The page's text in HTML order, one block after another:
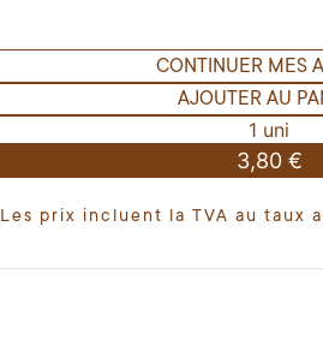
CONTINUER MES
AJOUTER AU
1 uni
3,80 €
Les prix incluent la TVA au taux